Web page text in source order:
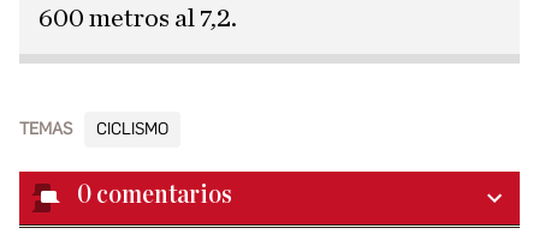
600 metros al 7,2.
TEMAS CICLISMO
0 comentarios